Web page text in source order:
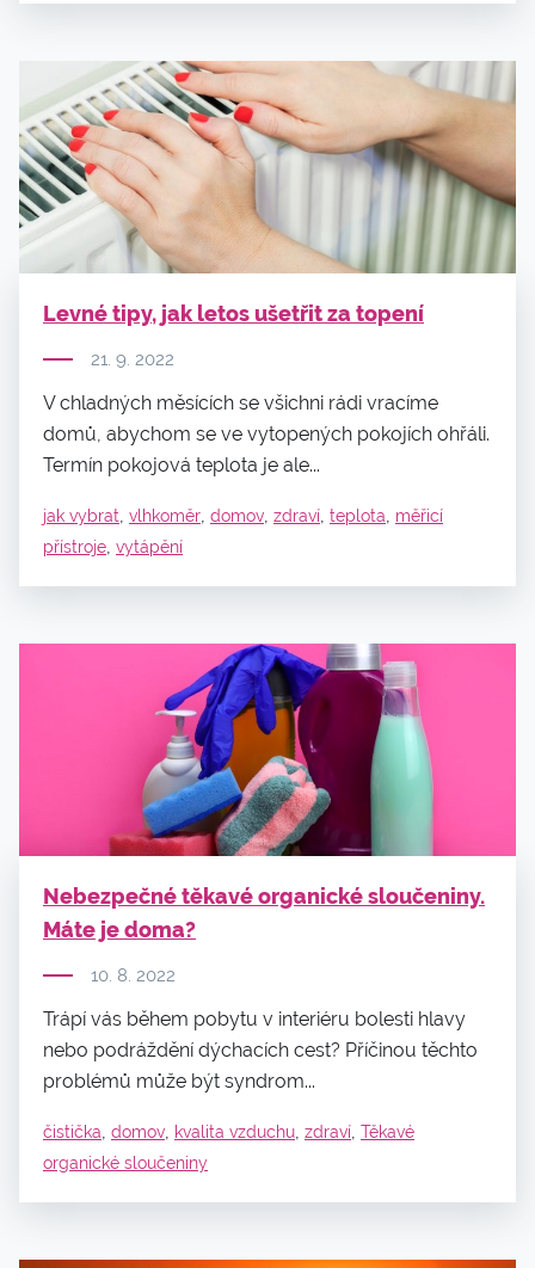
Levné tipy, jak letos ušetřit za topení
21. 9. 2022
V chladných měsících se všichni rádi vracíme
domů, abychom se ve vytopených pokojích ohřáli.
Termín pokojová teplota je ale...
jak vybrat vlhkoměr domov zdraví teplota
měřicí
přístroje vytápění
Nebezpečné těkavé organické sloučeniny.
Máte je doma?
10. 8. 2022
Trápí vás během pobytu v interiéru bolesti hlavy
nebo podráždění dýchacích cest? Příčinou těchto
problémů může být syndrom...
čistička domov kvalita vzduchu zdraví Těkavé
organické sloučeniny